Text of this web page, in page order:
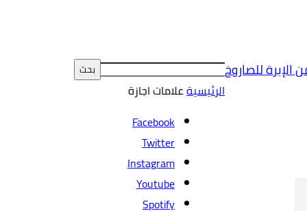
الإبرة للصاروخ
الرئيسيةعلاماتاجازة
Facebook
Twitter
Instagram
Youtube
Spotify